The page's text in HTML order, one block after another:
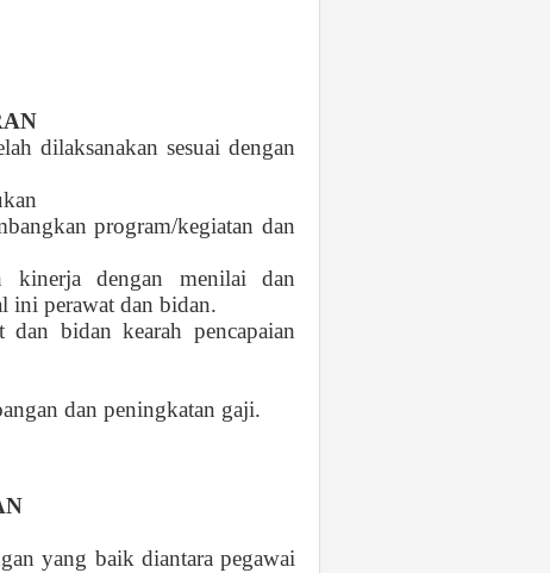
dilaksanakan sesuai dengan
program/kegiatan dan
kinerja dengan menilai dan
ini perawat dan bidan.
dan bidan kearah pencapaian
dan peningkatan gaji.
yang baik diantara pegawai